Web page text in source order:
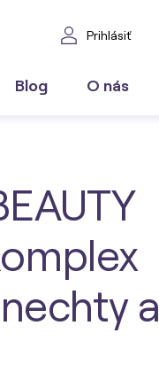
Prihlásiť
Blog O nás
a